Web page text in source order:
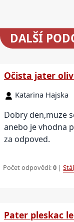
DALŠÍ
Očista jater
Katarina Hajska
Dobry den,muze
anebo je vhodna
za odpoved.
Počet odpovědí:0 |
Pater pleskac